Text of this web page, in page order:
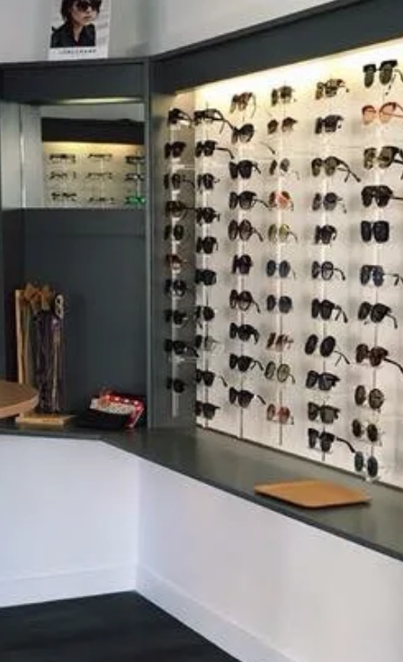
MAGASIN
D’OPTIQUE
DU MARDI AU VENDREDI
9h -18h30
SAMEDI
9h – 12h / 14h30 – 18h30
04 90 66 78 79
optiquemorelmonteux@gmail.com